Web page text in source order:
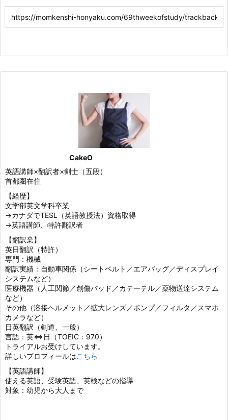
CakeO
英語講師×翻訳者×剣士（五段）
首都圏在住
【経歴】
文学部英文学科卒業
→カナダでTESL（英語教授法）資格取得
→英語講師、特許翻訳者
【翻訳業】
英日翻訳（特許）
専門：機械
翻訳実績：自動車関係（シートベルト／エアバッグ／ディスプレイ
システムなど）
医療機器（人工関節／創傷パッド／カテーテル／薬物送達システム
など）
その他（溶接ヘルメット／拡大レンズ／ポンプ／フィルタ／スマホ
カメラなど）
日英翻訳（剣道、一般）
言語：英⇔日（TOEIC：970）
トライアルお受けしています。
詳しいプロフィールはこちら
【英語講師】
使える英語、受験英語、英検などの指導
対象：幼児から大人まで